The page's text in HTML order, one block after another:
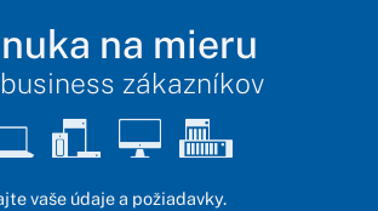
na mieru
zákazníkov
vaše údaje a požiadavky.